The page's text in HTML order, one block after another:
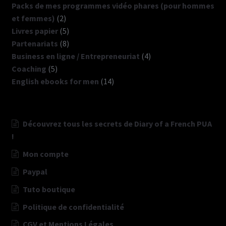
produits
Packs de mes programmes vidéo phares (pour hommes
et femmes) 22
produits
Livres papier 55
produits
Partenariats 88
produits
Business en ligne / Entrepreneuriat 44
Coaching 55
produits
English ebooks for men 1414
Découvrez tous les secrets de Diary of a French PUA
!
Mon compte
Paypal
Tuto boutique
Politique de confidentialité